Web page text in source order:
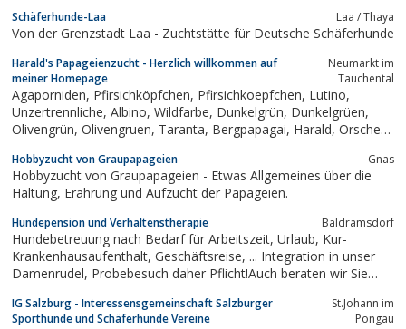
Schäferhunde-Laa Laa / Thaya
Von der Grenzstadt Laa - Zuchtstätte für Deutsche Schäferhunde
Harald's Papageienzucht - Herzlich willkommen auf
meiner Homepage
Neumarkt im
Tauchental
Agaporniden, Pfirsichköpfchen, Pfirsichkoepfchen, Lutino,
Unzertrennliche, Albino, Wildfarbe, Dunkelgrün, Dunkelgrüen,
Olivengrün, Olivengruen, Taranta, Bergpapagai, Harald, Orschek,
Hobbyzucht von Graupapageien Gnas
Hobbyzucht von Graupapageien - Etwas Allgemeines über die
Haltung, Erährung und Aufzucht der Papageien.
Hundepension und Verhaltenstherapie Baldramsdorf
Hundebetreuung nach Bedarf für Arbeitszeit, Urlaub, Kur-
Krankenhausaufenthalt, Geschäftsreise, ... Integration in unser
Damenrudel, Probebesuch daher Pflicht!Auch beraten wir Sie
Hund, stehen Ihnen bei Bedarf auch vor ort zur Verfügung.
IG Salzburg - Interessensgemeinschaft Salzburger
Sporthunde und Schäferhunde Vereine
St.Johann im
Pongau